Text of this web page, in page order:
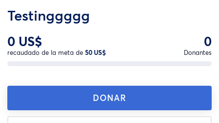
Testinggggg
0 US$
recaudado de la meta de 50 US$
0
Donantes
DONAR